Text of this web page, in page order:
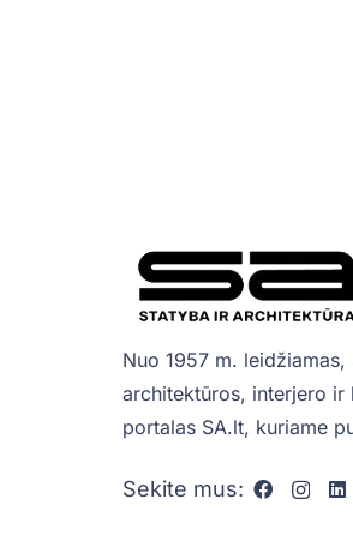
Nuo 1957 m.
architektūros, interjero ir
portalas SA.lt, kuriame
Sekite mus: